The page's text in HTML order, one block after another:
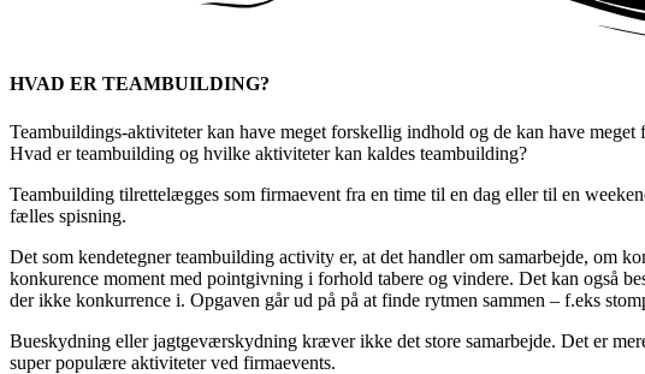
HVAD ER TEAMBUILDING?
Teambuildings-aktiviteter kan have meget forskellig indhold og de kan have
Hvad er teambuilding og hvilke aktiviteter kan kaldes teambuilding?
Teambuilding tilrettelægges som firmaevent fra en time til en dag eller til en
fælles spisning.
Det som kendetegner teambuilding activity er, at det handler om samarbejde, om
konkurence moment med pointgivning i forhold tabere og vindere. Det kan også
der ikke konkurrence i. Opgaven går ud på på at finde rytmen sammen – f.eks
Bueskydning eller jagtgeværskydning kræver ikke det store samarbejde. Det er
super populære aktiviteter ved firmaevents.